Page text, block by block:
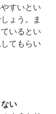
すいとい
ょう。ま
いるとい
てもらい
い